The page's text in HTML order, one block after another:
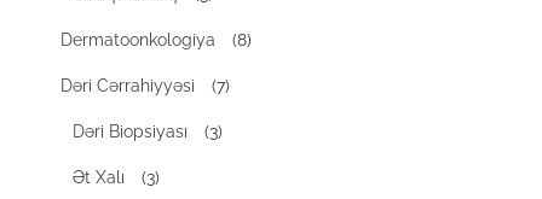
Dermatoonkologiya (8)
Dəri Cərrahiyyəsi (7)
Dəri Biopsiyası (3)
Ət Xalı (3)